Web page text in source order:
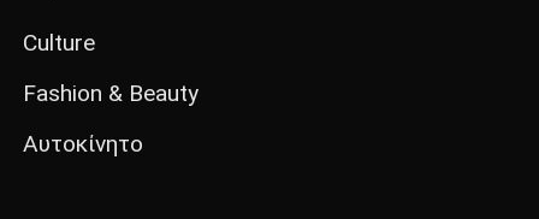
Culture
Fashion & Beauty
Αυτοκίνητο